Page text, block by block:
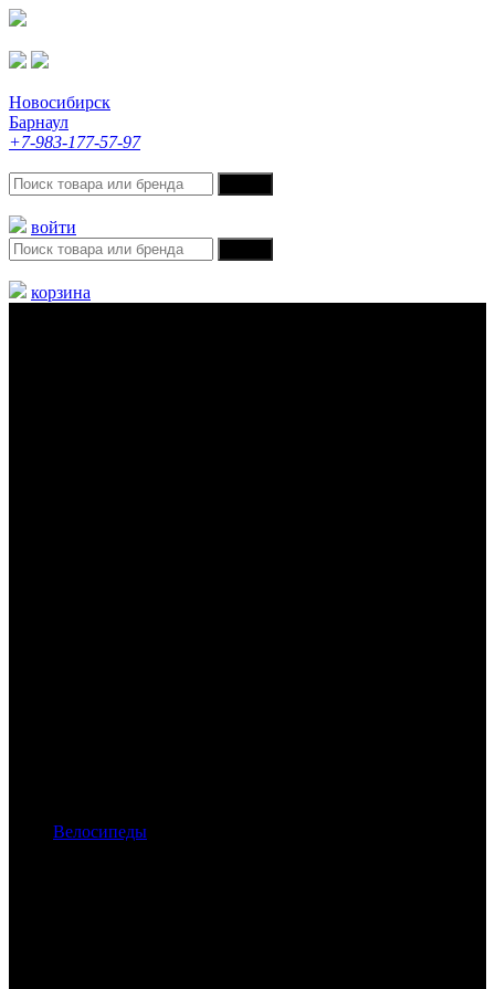
Новосибирск
Барнаул
+7-983-177-57-97
войти
корзина
Велосипеды